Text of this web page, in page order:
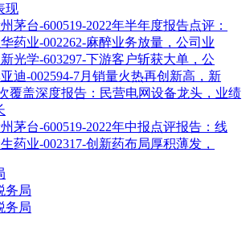
现
茅台-600519-2022年半年度报告点评：
药业-002262-麻醉业务放量，公司业
光学-603297-下游客户斩获大单，公
迪-002594-7月销量火热再创新高，新
覆盖深度报告：民营电网设备龙头，业绩
茅台-600519-2022年中报点评报告：线
药业-002317-创新药布局厚积薄发，
务局
务局